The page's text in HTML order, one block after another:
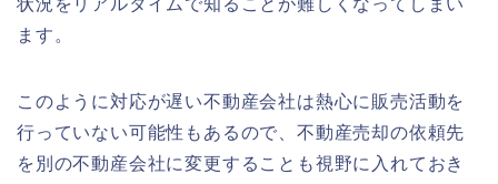
状況をリアルタイムで知ることが難しくなってしまい
ます。
このように対応が遅い不動産会社は熱心に販売活動を
行っていない可能性もあるので、不動産売却の依頼先
を別の不動産会社に変更することも視野に入れておき